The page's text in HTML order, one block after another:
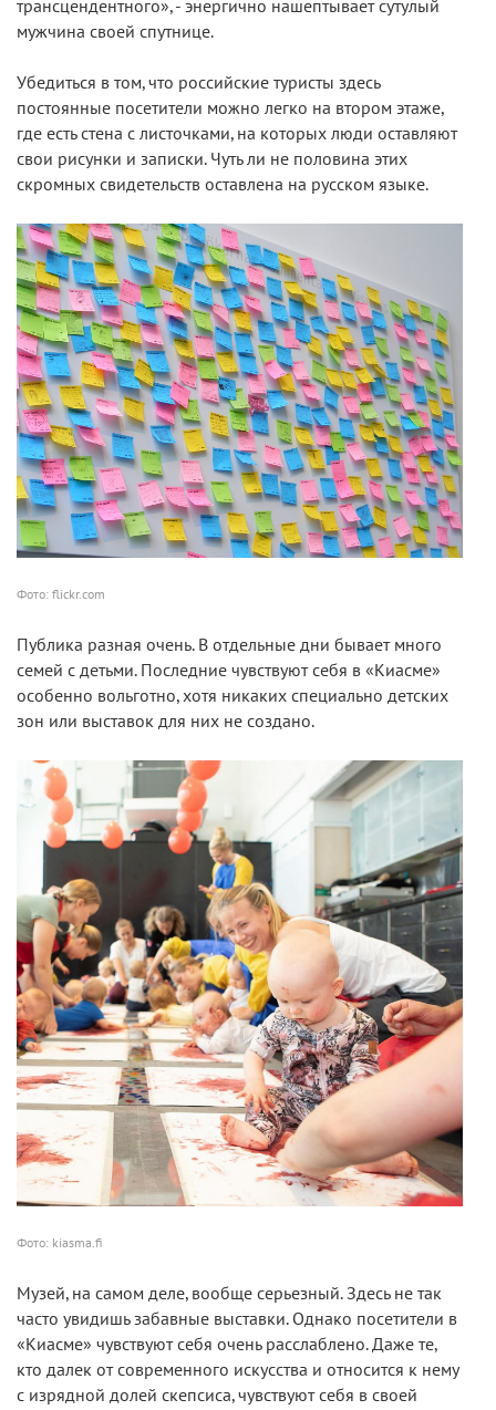
трансцендентного», - энергично нашептывает сутулый
мужчина своей спутнице.
Убедиться в том, что российские туристы здесь
постоянные посетители можно легко на втором этаже,
где есть стена с листочками, на которых люди оставляют
свои рисунки и записки. Чуть ли не половина этих
скромных свидетельств оставлена на русском языке.
Фото: flickr.com
Публика разная очень. В отдельные дни бывает много
семей с детьми. Последние чувствуют себя в «Киасме»
особенно вольготно, хотя никаких специально детских
зон или выставок для них не создано.
Фото: kiasma.fi
Музей, на самом деле, вообще серьезный. Здесь не так
часто увидишь забавные выставки. Однако посетители в
«Киасме» чувствуют себя очень расслаблено. Даже те,
кто далек от современного искусства и относится к нему
с изрядной долей скепсиса, чувствуют себя в своей